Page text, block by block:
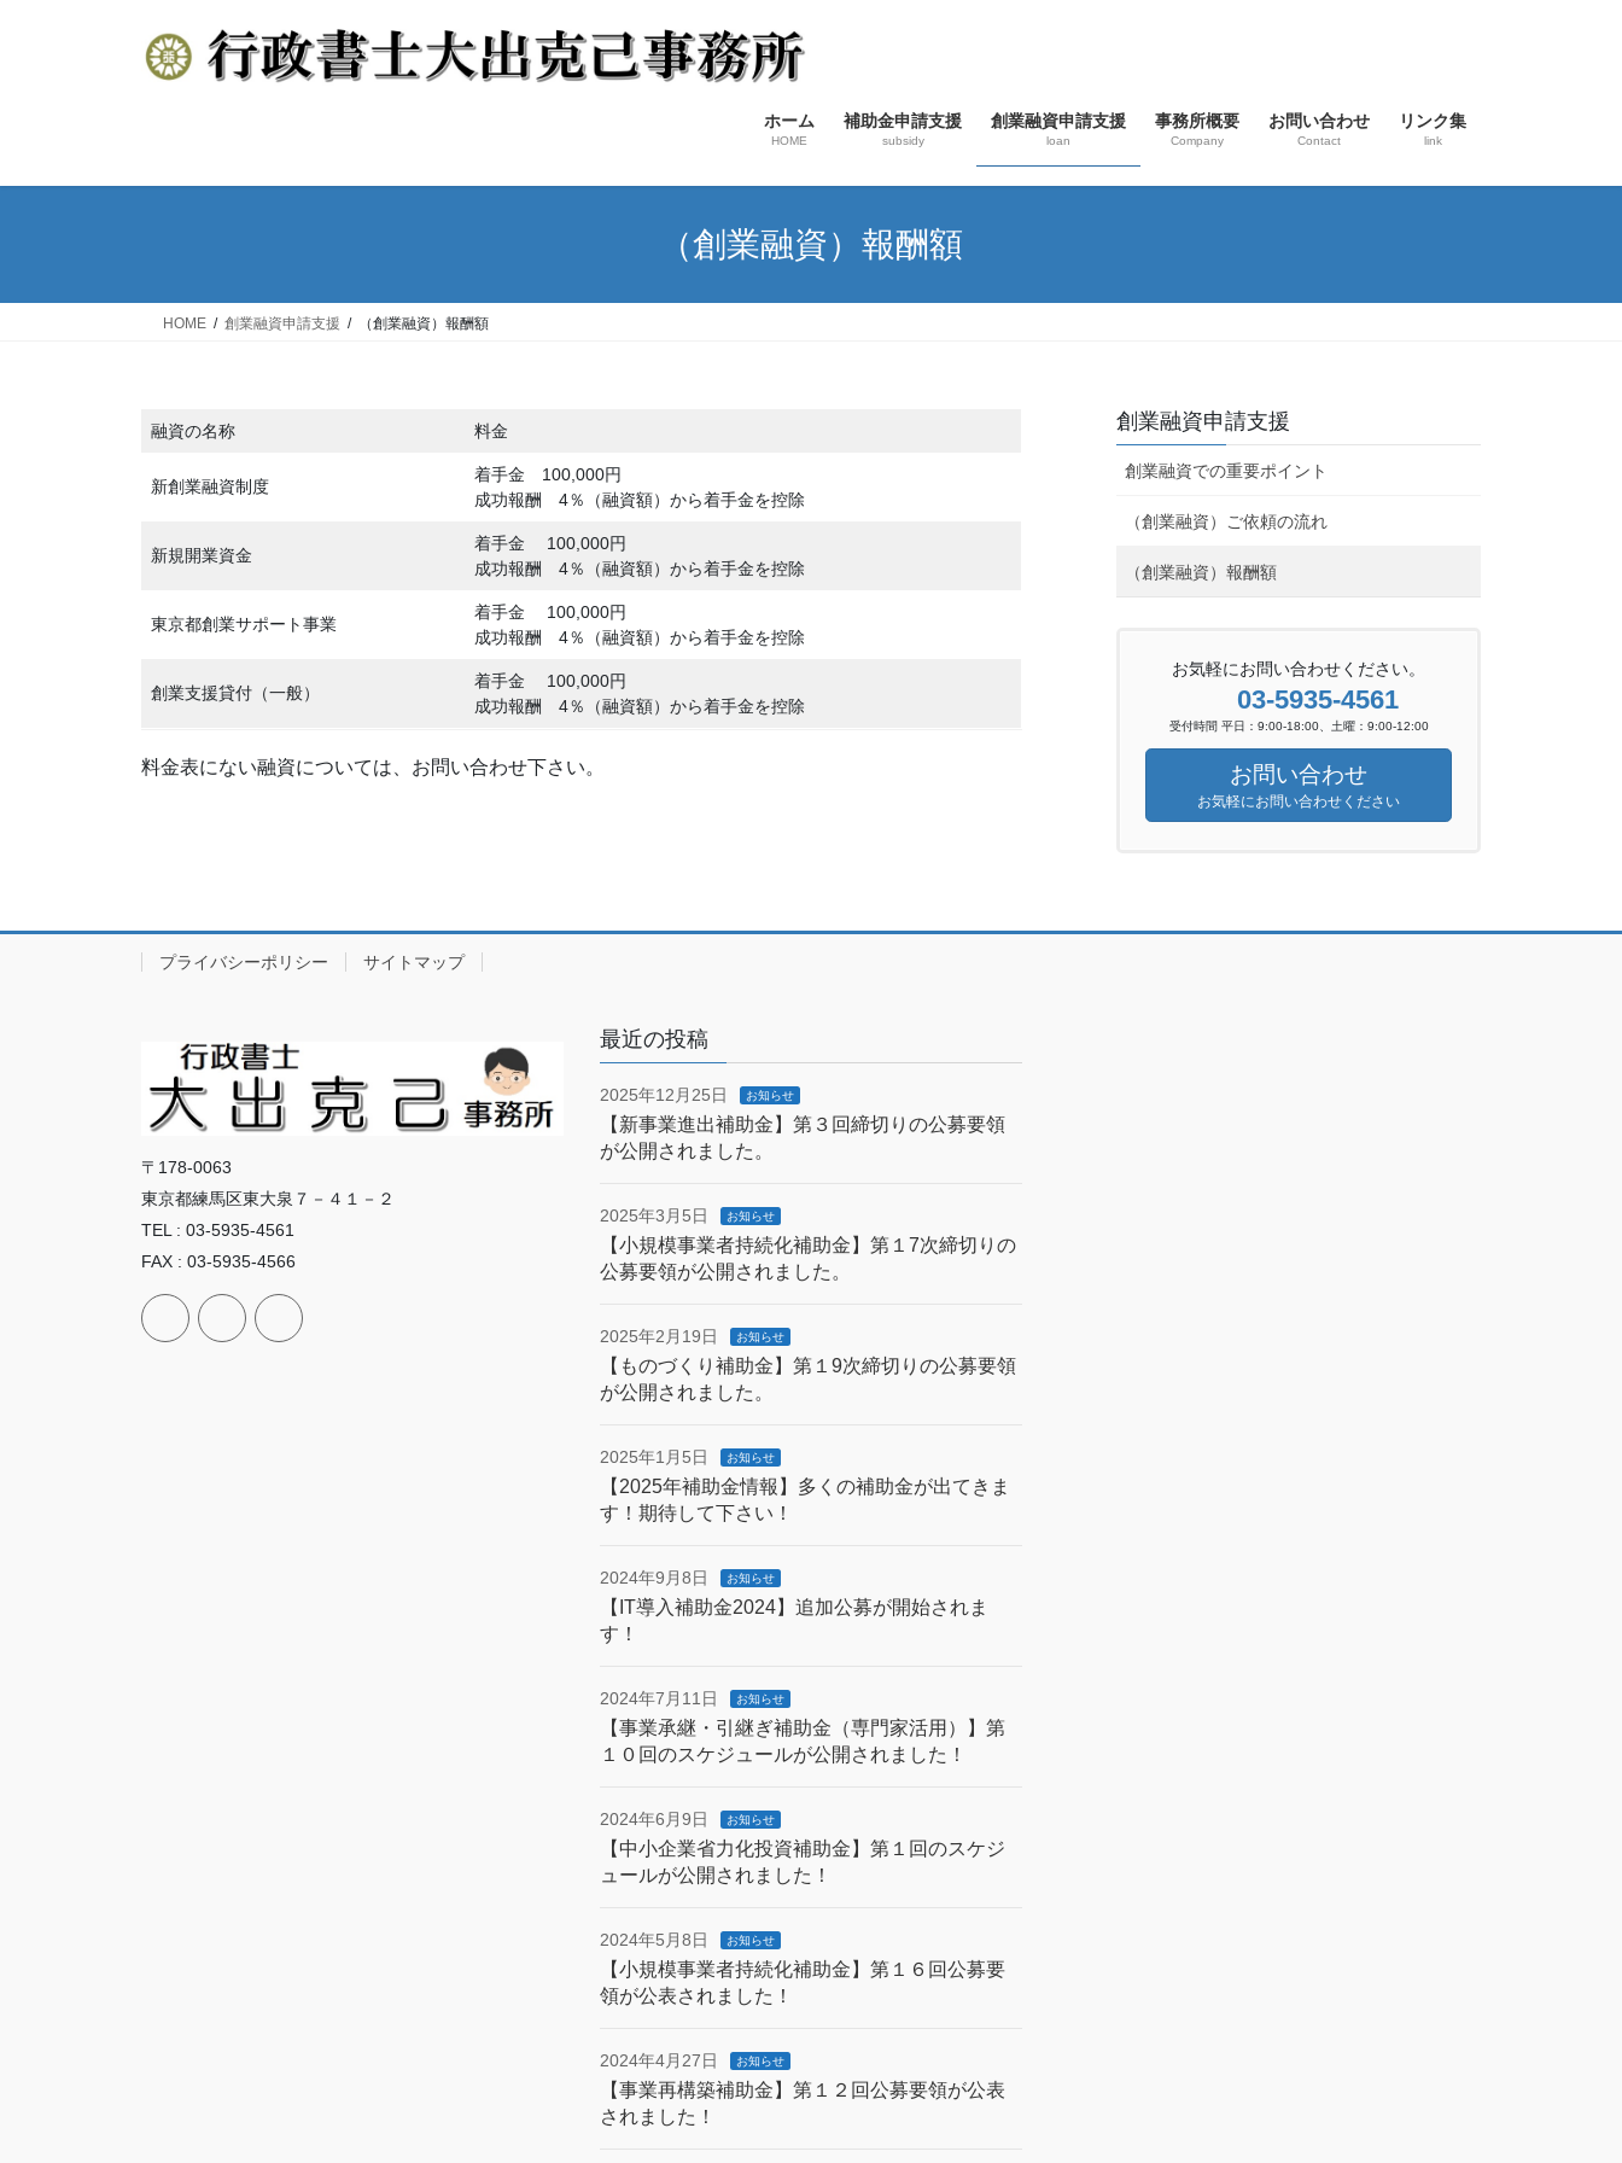
ス
ン
ホーム
HOME
補助金申請支援
subsidy
創業融資申請支援
loan
事務所概要
Company
お問い合わせ
Contact
リンク集
link
（創業融資）報酬額
HOME 創業融資申請支援 （創業融資）報酬額
融資の名称 料金
新創業融資制度
着手金 100,000円
成功報酬 4％（融資額）から着手金を控除
新規開業資金
着手金 100,000円
成功報酬 4％（融資額）から着手金を控除
東京都創業サポート事業
着手金 100,000円
成功報酬 4％（融資額）から着手金を控除
創業支援貸付（一般）
着手金 100,000円
成功報酬 4％（融資額）から着手金を控除
料金表にない融資については、お問い合わせ下さい。
創業融資申請支援
創業融資での重要ポイント
（創業融資）ご依頼の流れ
（創業融資）報酬額
お気軽にお問い合わせください。
03-5935-4561
受付時間 平日：9:00-18:00、土曜：9:00-12:00
お問い合わせ
お気軽にお問い合わせください
プライバシーポリシー サイトマップ
〒178-0063
東京都練馬区東大泉７－４１－２
TEL : 03-5935-4561
FAX : 03-5935-4566
最近の投稿
2025年12月25日 お知らせ
【新事業進出補助金】第３回締切りの公募要領
が公開されました。
2025年3月5日 お知らせ
【小規模事業者持続化補助金】第１7次締切りの
公募要領が公開されました。
2025年2月19日 お知らせ
【ものづくり補助金】第１9次締切りの公募要領
が公開されました。
2025年1月5日 お知らせ
【2025年補助金情報】多くの補助金が出てきま
す！期待して下さい！
2024年9月8日 お知らせ
【IT導入補助金2024】追加公募が開始されま
す！
2024年7月11日 お知らせ
【事業承継・引継ぎ補助金（専門家活用）】第
１０回のスケジュールが公開されました！
2024年6月9日 お知らせ
【中小企業省力化投資補助金】第１回のスケジ
ュールが公開されました！
2024年5月8日 お知らせ
【小規模事業者持続化補助金】第１６回公募要
領が公表されました！
2024年4月27日 お知らせ
【事業再構築補助金】第１２回公募要領が公表
されました！